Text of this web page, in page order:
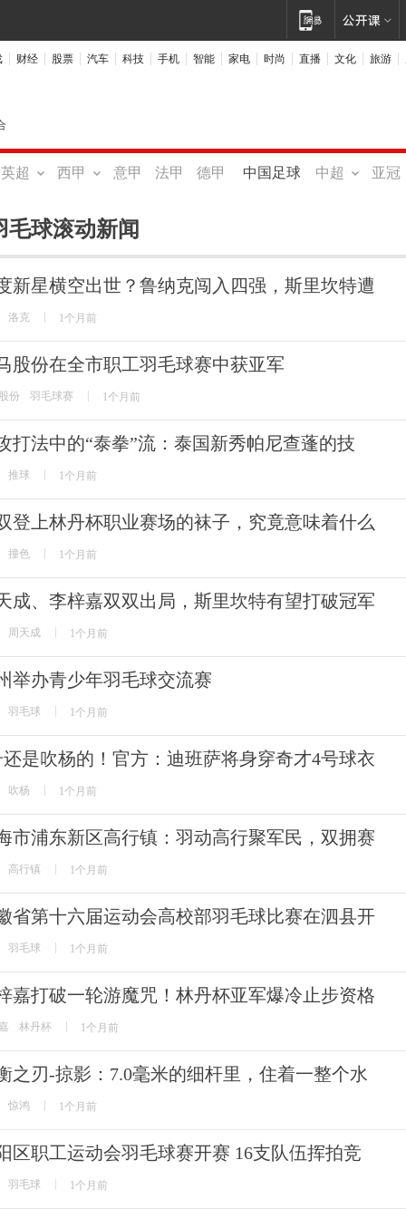
财经 股票 汽车 科技 手机 智能 家电 时尚 直播 文化 旅游
英超 西甲 意甲 法甲 德甲 中国足球 中超 亚冠
毛球滚动新闻
新星横空出世？鲁纳克闯入四强，斯里坎特遭
洛克 1个月前
股份在全市职工羽毛球赛中获亚军
份 羽毛球赛 1个月前
打法中的“泰拳”流：泰国新秀帕尼查蓬的技
推球 1个月前
登上林丹杯职业赛场的袜子，究竟意味着什么
撞色 1个月前
成、李梓嘉双双出局，斯里坎特有望打破冠军
周天成 1个月前
举办青少年羽毛球交流赛
羽毛球 1个月前
还是吹杨的！官方：迪班萨将身穿奇才4号球衣
吹杨 1个月前
市浦东新区高行镇：羽动高行聚军民，双拥赛
高行镇 1个月前
省第十六届运动会高校部羽毛球比赛在泗县开
羽毛球 1个月前
嘉打破一轮游魔咒！林丹杯亚军爆冷止步资格
林丹杯 1个月前
之刃-掠影：7.0毫米的细杆里，住着一整个水
惊鸿 1个月前
区职工运动会羽毛球赛开赛 16支队伍挥拍竞
羽毛球 1个月前